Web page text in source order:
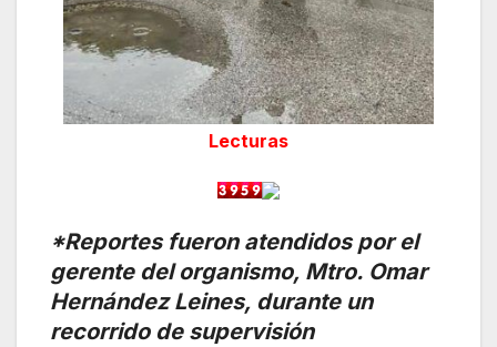
Lecturas
*Reportes fueron atendidos por el
gerente del organismo, Mtro. Omar
Hernández Leines, durante un
recorrido de supervisión